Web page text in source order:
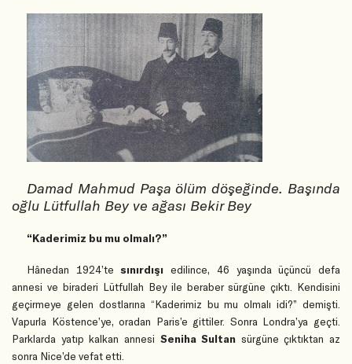
Damad Mahmud Paşa ölüm döşeğinde. Başında
oğlu Lütfullah Bey ve ağası Bekir Bey
“Kaderimiz bu mu olmalı?”
Hânedan 1924’tesınırdışı edilince, 46 yaşında üçüncü defa
annesi ve biraderi Lütfullah Bey ile beraber sürgüne çıktı. Kendisini
geçirmeye gelen dostlarına “Kaderimiz bu mu olmalı idi?” demişti.
Vapurla Köstence’ye, oradan Paris’e gittiler. Sonra Londra’ya geçti.
Parklarda yatıp kalkan annesi Seniha Sultan sürgüne çıktıktan az
sonra Nice’de vefat etti.